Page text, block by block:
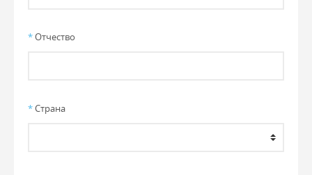
*Отчество
*Страна